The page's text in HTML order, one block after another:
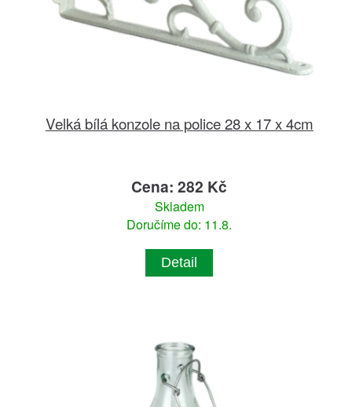
Velká bílá konzole na police 28 x 17 x 4cm
Cena: 282 Kč
Skladem
Doručíme do: 11.8.
Detail